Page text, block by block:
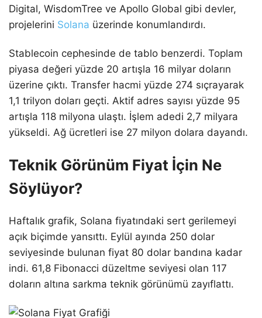
Digital, WisdomTree ve Apollo Global gibi devler,
projelerini Solana üzerinde konumlandırdı.
Stablecoin cephesinde de tablo benzerdi. Toplam
piyasa değeri yüzde 20 artışla 16 milyar doların
üzerine çıktı. Transfer hacmi yüzde 274 sıçrayarak
1,1 trilyon doları geçti. Aktif adres sayısı yüzde 95
artışla 118 milyona ulaştı. İşlem adedi 2,7 milyara
yükseldi. Ağ ücretleri ise 27 milyon dolara dayandı.
Teknik Görünüm Fiyat İçin Ne
Söylüyor?
Haftalık grafik, Solana fiyatındaki sert gerilemeyi
açık biçimde yansıttı. Eylül ayında 250 dolar
seviyesinde bulunan fiyat 80 dolar bandına kadar
indi. 61,8 Fibonacci düzeltme seviyesi olan 117
doların altına sarkma teknik görünümü zayıflattı.